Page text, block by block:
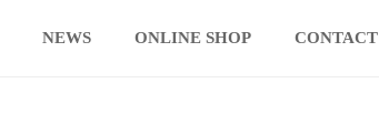
NEWS ONLINE SHOP CONTACT